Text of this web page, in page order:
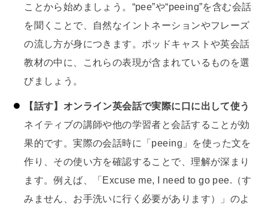
ことから始めましょう。“pee”や“peeing”を含む会話
を聞くことで、自然なイントネーションやフレーズ
の流し方が身につきます。ポッドキャストや英会話
教材の中に、これらの表現が含まれているものを選
びましょう。
【話す】オンライン英会話で実際に口に出して使う
ネイティブの講師や他の学習者と会話することが効
果的です。実際の会話時に「peeing」を使った文を
作り、その使い方を確認することで、理解が深まり
ます。例えば、「Excuse me, I need to go pee.（す
みません、お手洗いに行く必要があります）」のよ